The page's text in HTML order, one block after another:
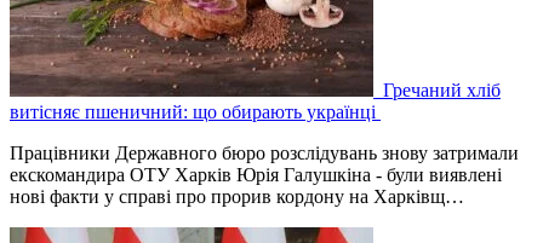
Гречаний хліб
витісняє пшеничний: що обирають українці
Працівники Державного бюро розслідувань знову затримали
екскомандира ОТУ Харків Юрія Галушкіна - були виявлені
нові факти у справі про прорив кордону на Харківщ…